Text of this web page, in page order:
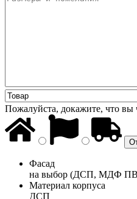
Пожалуйста, докажите, что вы
Фасад
на выбор (ДСП, МДФ
Материал корпуса
ДСП